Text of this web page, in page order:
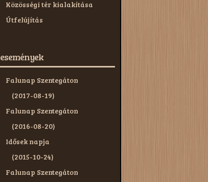
Közösségi tér kialakítása
Útfelújítás
események
Falunap Szentegáton
(2017-08-19)
Falunap Szentegáton
(2016-08-20)
Idősek napja
(2015-10-24)
Falunap Szentegáton